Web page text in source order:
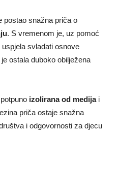
postao snažna priča o
. S vremenom je, uz pomoć
svladati osnove
ostala duboko obilježena
izolirana od medijai
priča ostaje snažna
i odgovornosti za djecu